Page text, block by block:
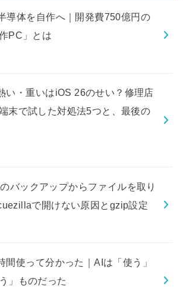
導体を自作へ｜開発費750億円の
PC」とは
い・重いはiOS 26のせい？修理店
末で試した対処法5つと、最後の
バックアップからファイルを取り
で開けない原因とgzip設定
間使って分かった｜AIは「使う」
」ものだった